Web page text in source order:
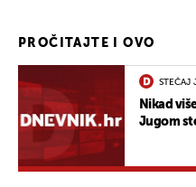
PROČITAJTE I OVO
STEČAJ
Nikad
Jugom